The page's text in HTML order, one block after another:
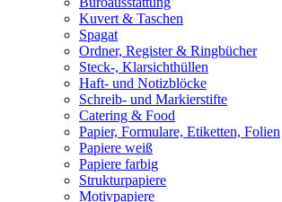
Kuvert & Taschen
Spagat
Ordner, Register & Ringbücher
Steck-, Klarsichthüllen
Haft- und Notizblöcke
Schreib- und Markierstifte
Catering & Food
Papier, Formulare, Etiketten, Folien
Papiere weiß
Papiere farbig
Strukturpapiere
Motivpapiere